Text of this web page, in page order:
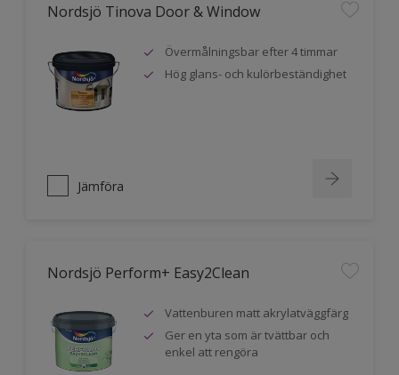
Nordsjö Tinova Door & Window
Övermålningsbar efter 4 timmar
Hög glans- och kulörbeständighet
Jämföra
Nordsjö Perform+ Easy2Clean
Vattenburen matt akrylatväggfärg
Ger en yta som är tvättbar och
enkel att rengöra